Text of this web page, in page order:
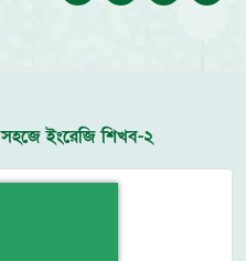
সহজে ইংরেজি শিখব-২